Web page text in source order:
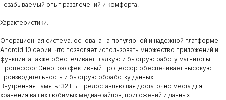
незабываемый опыт развлечений и комфорта.
Характеристики:
Операционная система: основана на популярной и надежной платформе
Android 10 серии, что позволяет использовать множество приложений и
функций, а также обеспечивает гладкую и быструю работу магнитолы
Процессор: Энергоэффективный процессор обеспечивает высокую
производительность и быструю обработку данных
Внутренняя память: 32 ГБ, предоставляющая достаточно места для
хранения ваших любимых медиа-файлов, приложений и данных